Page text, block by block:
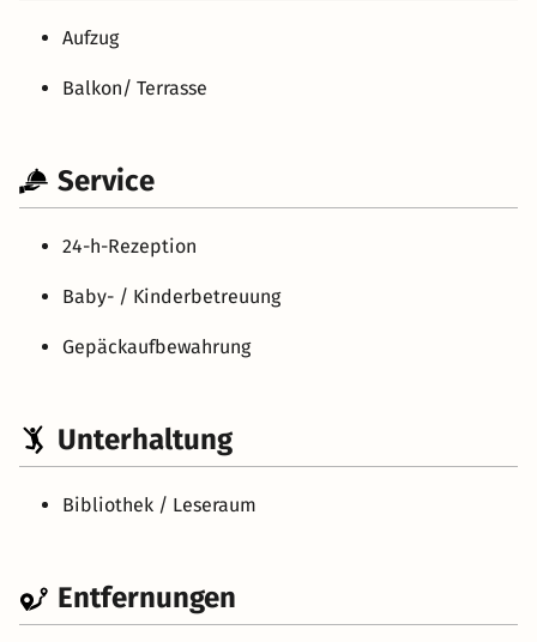
Aufzug
Balkon/ Terrasse
Service
24-h-Rezeption
Baby- / Kinderbetreuung
Gepäckaufbewahrung
Unterhaltung
Bibliothek / Leseraum
Entfernungen